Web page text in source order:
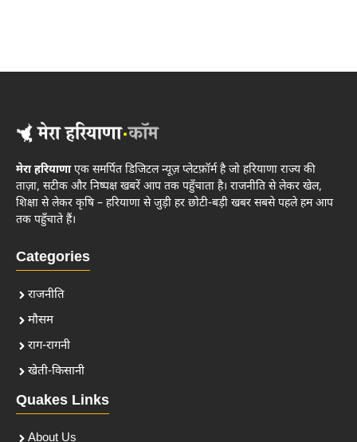
मेरा हरियाणाएक समर्पित डिजिटल न्यूज़ प्लेटफ़ॉर्म है जो हरियाणा राज्य की
ताज़ा, सटीक और निष्पक्ष खबरें आप तक पहुँचाता है। राजनीति से लेकर खेल,
शिक्षा से लेकर कृषि – हरियाणा से जुड़ी हर छोटी-बड़ी खबर सबसे पहले हम आप
तक पहुँचाते हैं।
Categories
राजनीति
मौसम
राग-रागनी
खेती-किसानी
Quakes Links
About Us